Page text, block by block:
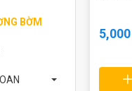
BỜM
5,000